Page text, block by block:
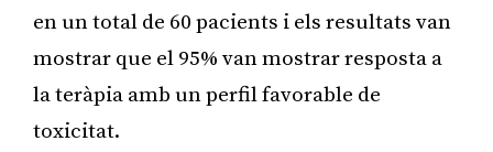
en un total de 60 pacients i els resultats van
mostrar que el 95% van mostrar resposta a
la teràpia amb un perfil favorable de
toxicitat.